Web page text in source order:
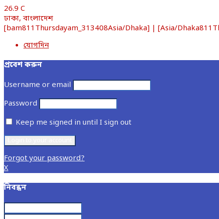
26.9 C
ঢাকা, বাংলাদেশ
[bam811Thursdayam_313408Asia/Dhaka] | [Asia/
যোগদিন
প্রবেশ করুন
Username or email
Password
Keep me signed in until I sign out
Forgot your password?
X
নিবন্ধন